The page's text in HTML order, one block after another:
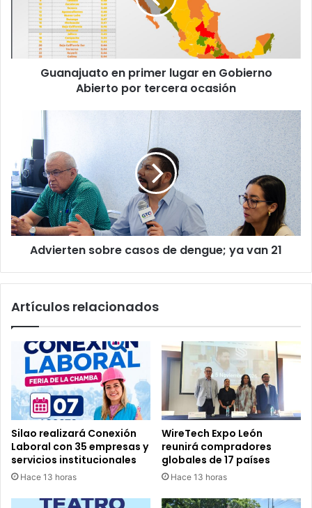
t
e
r
u
g
G
A
b
i
r
t
Guanajuato en primer lugar en Gobierno
Abierto por tercera ocasión
e
r
e
n
e
d
e
u
e
Advierten sobre casos de dengue; ya van 21
Artículos relacionados
Silao realizará Conexión
Laboral con 35 empresas y
servicios institucionales
Hace 13 horas
WireTech Expo León
reunirá compradores
globales de 17 países
Hace 13 horas